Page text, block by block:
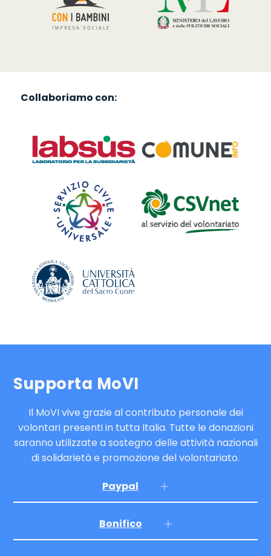
Collaboriamo con:
Supporta MoVI
Il MoVI vive grazie al contributo personale dei
volontari presenti in tutta Italia. Tutte le donazioni
saranno utilizzate a sostegno delle attività nazionali
di solidarietà e promozione del volontariato.
Paypal
Bonifico